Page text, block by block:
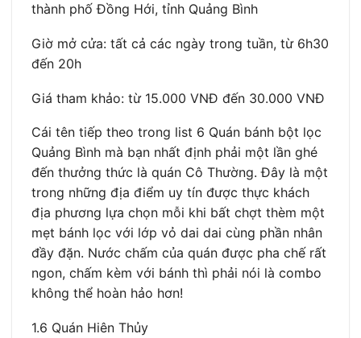
thành phố Đồng Hới, tỉnh Quảng Bình
Giờ mở cửa: tất cả các ngày trong tuần, từ 6h30
đến 20h
Giá tham khảo: từ 15.000 VNĐ đến 30.000 VNĐ
Cái tên tiếp theo trong list 6 Quán bánh bột lọc
Quảng Bình mà bạn nhất định phải một lần ghé
đến thưởng thức là quán Cô Thường. Đây là một
trong những địa điểm uy tín được thực khách
địa phương lựa chọn mỗi khi bất chợt thèm một
mẹt bánh lọc với lớp vỏ dai dai cùng phần nhân
đầy đặn. Nước chấm của quán được pha chế rất
ngon, chấm kèm với bánh thì phải nói là combo
không thể hoàn hảo hơn!
1.6 Quán Hiên Thủy